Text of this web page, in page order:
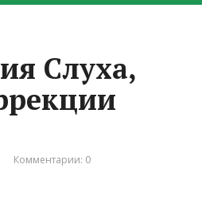
Слуха,
Комментарии: 0